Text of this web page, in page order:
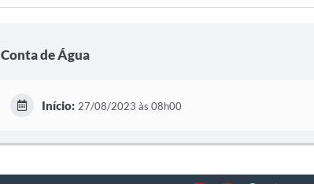
Conta de Água
Início: 27/08/2023 às 08h00